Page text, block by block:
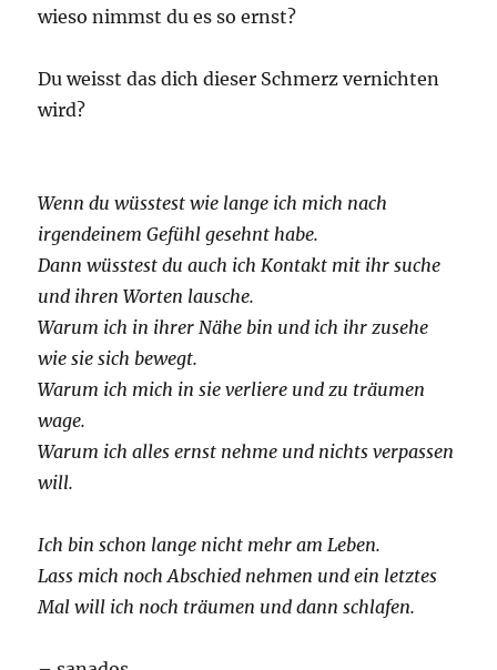
wieso nimmst du es so ernst?
Du weisst das dich dieser Schmerz vernichten
wird?
Wenn du wüsstest wie lange ich mich nach
irgendeinem Gefühl gesehnt habe.
Dann wüsstest du auch ich Kontakt mit ihr suche
und ihren Worten lausche.
Warum ich in ihrer Nähe bin und ich ihr zusehe
wie sie sich bewegt.
Warum ich mich in sie verliere und zu träumen
wage.
Warum ich alles ernst nehme und nichts verpassen
will.
Ich bin schon lange nicht mehr am Leben.
Lass mich noch Abschied nehmen und ein letztes
Mal will ich noch träumen und dann schlafen.